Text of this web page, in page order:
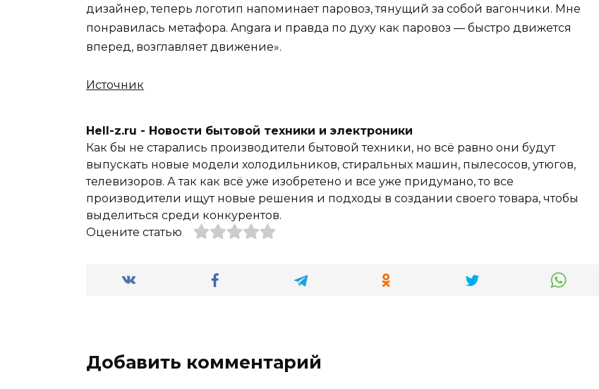
дизайнер, теперь логотип напоминает паровоз, тянущий за собой вагончики. Мне
понравилась метафора. Angara и правда по духу как паровоз — быстро движется
вперед, возглавляет движение».
Источник
Hell-z.ru - Новости бытовой техники и электроники
Как бы не старались производители бытовой техники, но всё равно они будут
выпускать новые модели холодильников, стиральных машин, пылесосов, утюгов,
телевизоров. А так как всё уже изобретено и все уже придумано, то все
производители ищут новые решения и подходы в создании своего товара, чтобы
выделиться среди конкурентов.
Оцените статью
Добавить комментарий